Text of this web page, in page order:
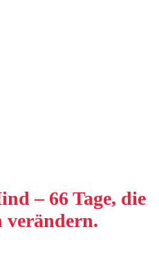
– 66 Tage, die
verändern.